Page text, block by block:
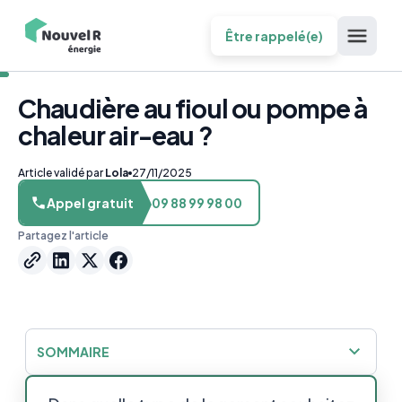
Être rappelé(e)
Chaudière au fioul ou pompe à
chaleur air-eau ?
Article validé par Lola 27/11/2025
Appel gratuit 09 88 99 98 00
Partagez l'article
SOMMAIRE